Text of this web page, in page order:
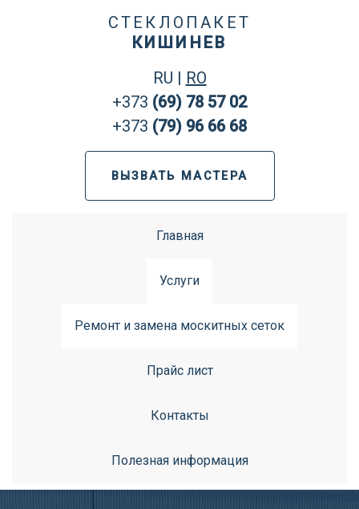
СТЕКЛОПАКЕТ
КИШИНЕВ
RU | RO
+373 (69) 78 57 02
+373 (79) 96 66 68
ВЫЗВАТЬ МАСТЕРА
Главная
Услуги
Ремонт и замена москитных сеток
Прайс лист
Контакты
Полезная информация